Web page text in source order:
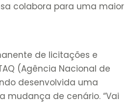
colabora para uma maior
de licitações e
(Agência Nacional de
desenvolvida uma
mudança de cenário. “Vai